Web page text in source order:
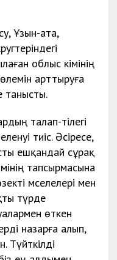
Ұзын-ата,
облыс әкімінің
арттыруға
танысты.
талап-тілегі
тиіс. Әсіресе,
ешқандай сұрақ
тапсырмасына
мәселелері мен
түрде
өткен
назарға алып,
Түйткілді